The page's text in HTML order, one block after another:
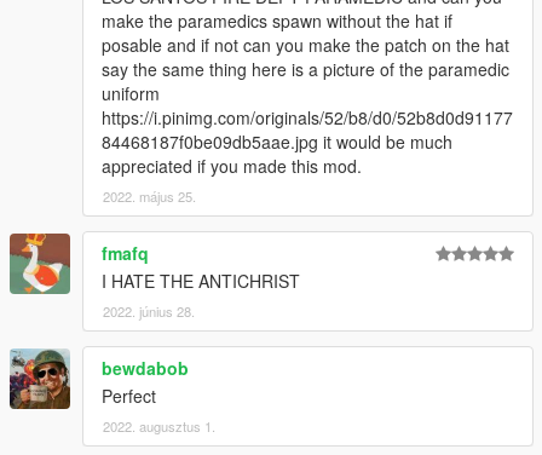
make the paramedics spawn without the hat if
posable and if not can you make the patch on the hat
say the same thing here is a picture of the paramedic
uniform
https://i.pinimg.com/originals/52/b8/d0/52b8d0d91177
84468187f0be09db5aae.jpg it would be much
appreciated if you made this mod.
2022. május 25.
fmafq
I HATE THE ANTICHRIST
2022. június 28.
bewdabob
Perfect
2022. augusztus 1.